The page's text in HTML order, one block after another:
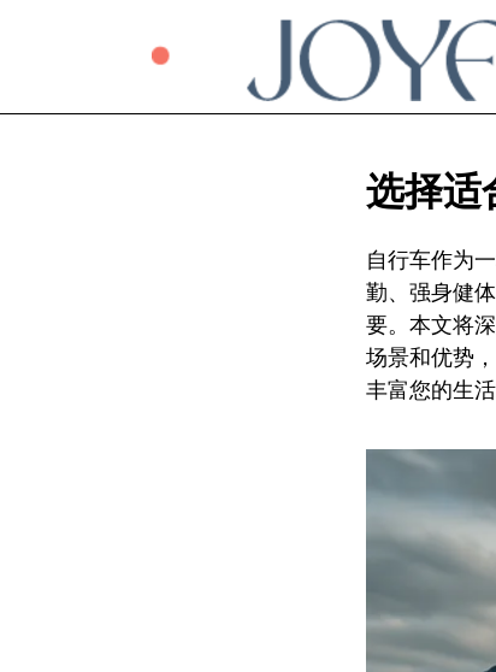
选择适
自行车作为
勤、强身健
要。本文将
场景和优势
丰富您的生活